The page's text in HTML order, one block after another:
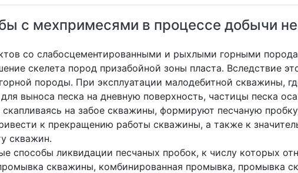
с мехпримесями в процессе добычи
со слабосцементированными и рыхлыми горными
скелета пород призабойной зоны пласта. Вследствие
породы. При эксплуатации малодебитной скважины,
для выноса песка на дневную поверхность, частицы песка
на забое скважины, формируют песчаную
к прекращению работы скважины, а также к
скважин.
способы ликвидации песчаных пробок, к числу которых
скважины, комбинированная промывка, промывка